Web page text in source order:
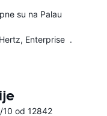
su na Palau
Hertz Enterprise .
10 od 12842